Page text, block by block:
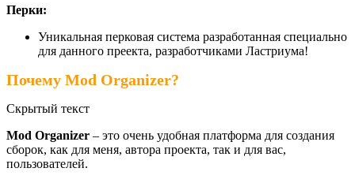
Перки:
Уникальная перковая система разработанная специально
для данного преекта, разработчиками Ластриума!
Почему Мod Organizer?
Скрытый текст
Мod Organizer – это очень удобная платформа для создания
сборок, как для меня, автора проекта, так и для вас,
пользователей.